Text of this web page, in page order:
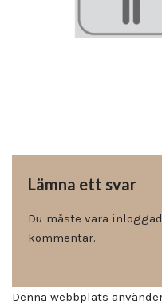
Lämna ett svar
Du måste vara inloggad
kommentar.
Denna webbplats